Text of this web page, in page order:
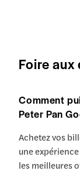
Foire
Comment
Peter Pan
Achetez vos
une
les meilleures